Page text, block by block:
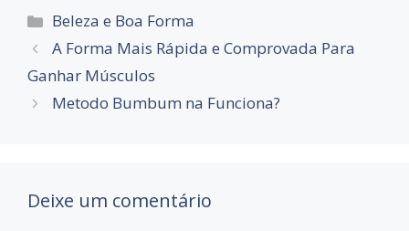
Beleza e Boa Forma
A Forma Mais Rápida e Comprovada Para
Ganhar Músculos
Metodo Bumbum na Funciona?
Deixe um comentário